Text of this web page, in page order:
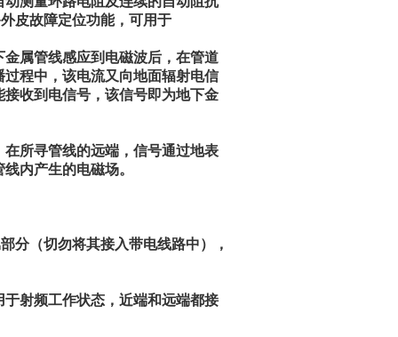
皮故障定位功能，可用于
属管线感应到电磁波后，在管道
程中，该电流又向地面辐射电信
收到电信号，该信号即为地下金
所寻管线的远端，信号通过地表
内产生的电磁场。
分（切勿将其接入带电线路中），
射频工作状态，近端和远端都接